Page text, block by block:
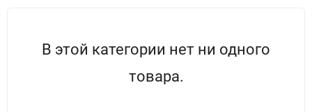
В этой категории нет ни одного
товара.